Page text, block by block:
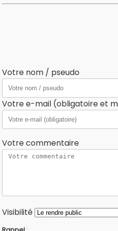
Votre nom / pseudo
Votre e-mail (obligatoire et
Votre commentaire
Visibilité